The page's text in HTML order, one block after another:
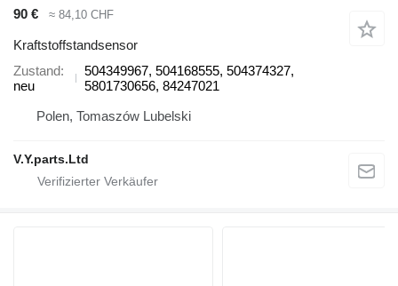
90 € ≈ 84,10 CHF
Kraftstoffstandsensor
Zustand
neu
504349967, 504168555, 504374327,
5801730656, 84247021
Polen, Tomaszów Lubelski
V.Y.parts.Ltd